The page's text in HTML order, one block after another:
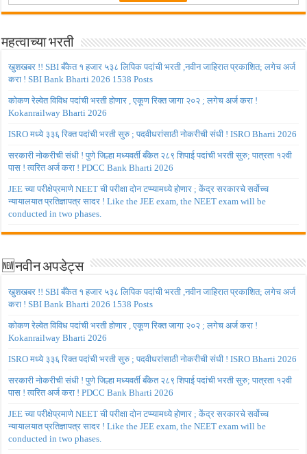
महत्वाच्या भरती
खुशखबर !! SBI बँकेत १ हजार ५३८ लिपिक पदांची भरती ,नवीन जाहिरात प्रकाशित; लगेच अर्ज
करा ! SBI Bank Bharti 2026 1538 Posts
कोकण रेल्वेत विविध पदांची भरती होणार , एकूण रिक्त जागा २०२ ; लगेच अर्ज करा !
Kokanrailway Bharti 2026
ISRO मध्ये ३३६ रिक्त पदांची भरती सुरु ; पदवीधरांसाठी नोकरीची संधी ! ISRO Bharti 2026
सरकारी नोकरीची संधी ! पुणे जिल्हा मध्यवर्ती बँकेत २८९ शिपाई पदांची भरती सुरु; पात्रता १२वी
पास ! त्वरित अर्ज करा ! PDCC Bank Bharti 2026
JEE च्या परीक्षेप्रमाणे NEET ची परीक्षा दोन टप्प्यामध्ये होणार ; केंद्र सरकारचे सर्वोच्च
न्यायालयात प्रतिज्ञापत्र सादर ! Like the JEE exam, the NEET exam will be
conducted in two phases.
🆕नवीन अपडेट्स
खुशखबर !! SBI बँकेत १ हजार ५३८ लिपिक पदांची भरती ,नवीन जाहिरात प्रकाशित; लगेच अर्ज
करा ! SBI Bank Bharti 2026 1538 Posts
कोकण रेल्वेत विविध पदांची भरती होणार , एकूण रिक्त जागा २०२ ; लगेच अर्ज करा !
Kokanrailway Bharti 2026
ISRO मध्ये ३३६ रिक्त पदांची भरती सुरु ; पदवीधरांसाठी नोकरीची संधी ! ISRO Bharti 2026
सरकारी नोकरीची संधी ! पुणे जिल्हा मध्यवर्ती बँकेत २८९ शिपाई पदांची भरती सुरु; पात्रता १२वी
पास ! त्वरित अर्ज करा ! PDCC Bank Bharti 2026
JEE च्या परीक्षेप्रमाणे NEET ची परीक्षा दोन टप्प्यामध्ये होणार ; केंद्र सरकारचे सर्वोच्च
न्यायालयात प्रतिज्ञापत्र सादर ! Like the JEE exam, the NEET exam will be
conducted in two phases.